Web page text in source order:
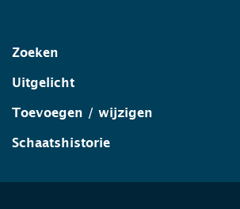
Zoeken
Uitgelicht
Toevoegen / wijzigen
Schaatshistorie